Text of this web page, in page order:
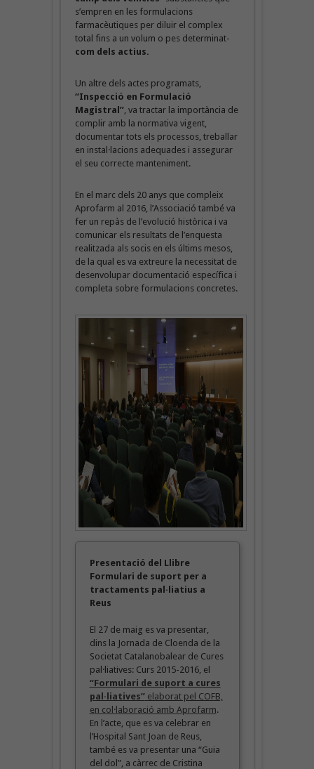
s’empren en les formulacions
farmacèutiques per diluir el complex
total fins a un volum o pes determinat-
com dels actius.
Un altre dels actes programats,
“Inspecció en Formulació
Magistral”, va tractar la importància de
complir amb la normativa vigent,
documentar tots els processos, treballar
en instal·lacions adequades i assegurar
el seu correcte manteniment.
En el marc dels 20 anys que compleix
Aprofarm al 2016, l’Associació també va
fer un repàs de l’evolució històrica i va
comunicar els resultats de l’enquesta
realitzada als socis en els últims mesos,
de la qual es va extreure la necessitat de
desenvolupar documentació específica i
completa sobre formulacions concretes.
Presentació del Llibre
Formulari de suport per a
tractaments pal·liatius a
Reus
El 27 de maig es va presentar,
dins la Jornada de Cloenda de la
Societat Catalanobalear de Cures
pal·liatives: Curs 2015-2016, el
“Formulari de suport a cures
pal·liatives”elaborat pel COFB,
en col·laboració amb Aprofarm.
En l’acte, que es va celebrar en
l’Hospital Sant Joan de Reus,
també es va presentar una “Guia
del dol”, a càrrec de Cristina